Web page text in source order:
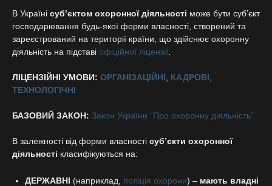
В Україні суб’єктом охоронної діяльності може бути суб’єкт
господарювання будь-якої форми власності, створений та
зареєстрований на території країни, що здійснює охоронну
діяльність на підставі офіційної ліцензії
ЛІЦЕНЗІЙНІ УМОВИ: ОРГАНІЗАЦІЙНІ КАДРОВІ
ТЕХНОЛОГІЧНІ
БАЗОВИЙ ЗАКОН: Закон України “Про охоронну діяльність”
В залежності від форми власності суб’єкти охоронної
діяльності класифікуються на:
ДЕРЖАВНІ (наприклад, поліція охорони) – мають владні